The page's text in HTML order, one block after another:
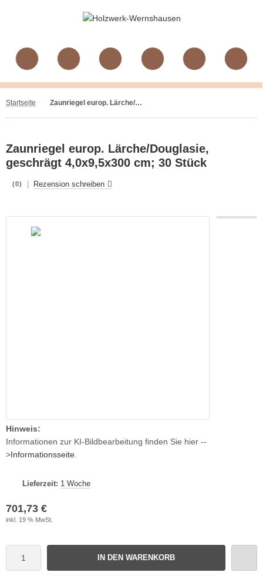
Startseite Zaunriegel europ. Lärche/Douglasie, geschrägt 4,0x9,5x300 cm; 30 Stück
Zaunriegel europ. Lärche/Douglasie,
geschrägt 4,0x9,5x300 cm; 30 Stück
(0) Rezension schreiben
Hinweis:
Informationen zur KI-Bildbearbeitung finden Sie hier --
>Informationsseite
Lieferzeit: 1 Woche
701,73 €
inkl. 19 % MwSt.
IN DEN WARENKORB